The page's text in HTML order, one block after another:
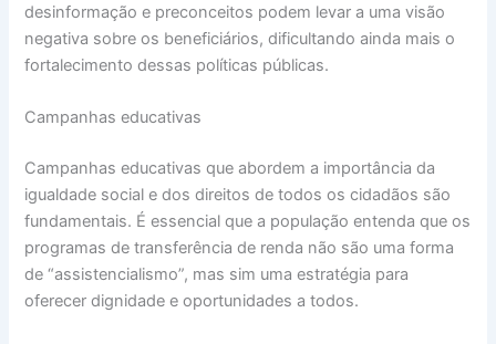
desinformação e preconceitos podem levar a uma visão
negativa sobre os beneficiários, dificultando ainda mais o
fortalecimento dessas políticas públicas.
Campanhas educativas
Campanhas educativas que abordem a importância da
igualdade social e dos direitos de todos os cidadãos são
fundamentais. É essencial que a população entenda que os
programas de transferência de renda não são uma forma
de “assistencialismo”, mas sim uma estratégia para
oferecer dignidade e oportunidades a todos.